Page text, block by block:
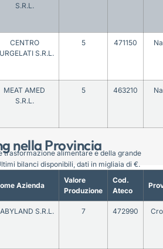
nella Provincia
S.R.L.
CENTRO
S.R.L.
5 471150
MEAT AMED
S.R.L.
5 463210
Azienda
Valore
Produzione
Cod.
Ateco
S.R.L. 7 472990
trasformazione alimentare e della grande
bilanci disponibili, dati in migliaia di €.